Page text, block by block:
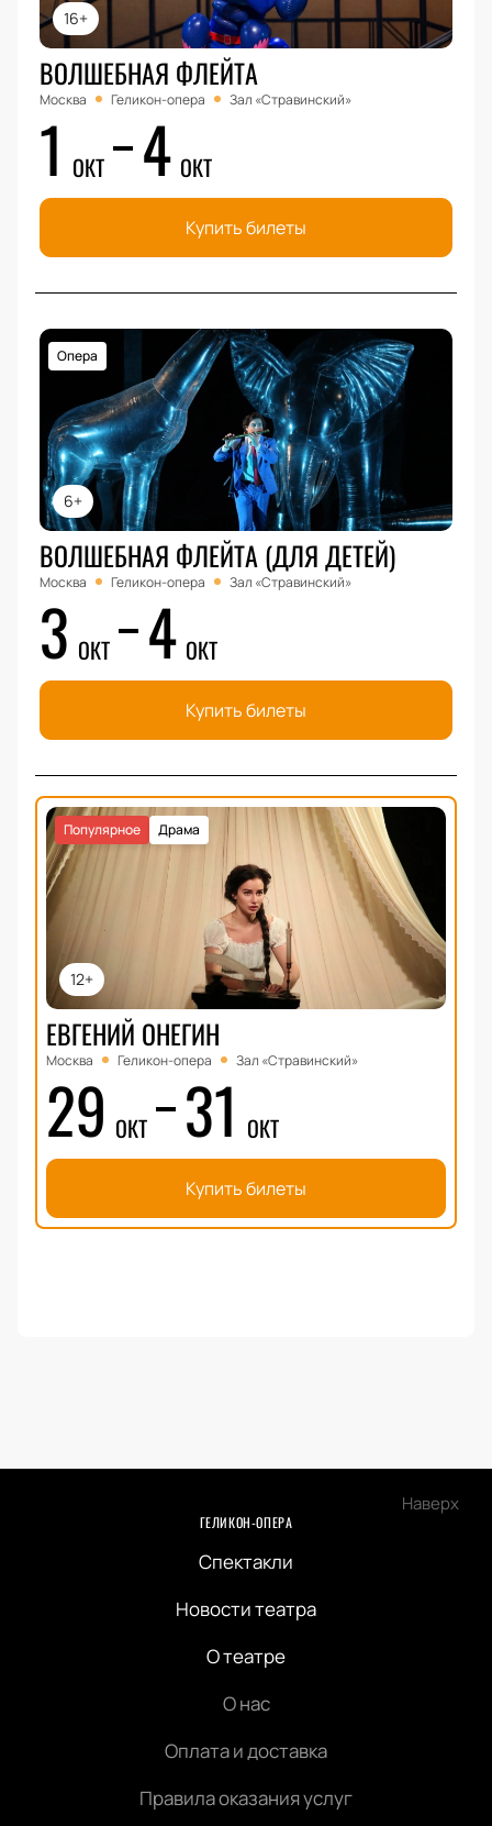
16+
ВОЛШЕБНАЯ ФЛЕЙТА
Москва Геликон-опера Зал «Стравинский»
1 ОКТ 4 ОКТ
Купить билеты
6+
Опера
ВОЛШЕБНАЯ ФЛЕЙТА (ДЛЯ ДЕТЕЙ)
Москва Геликон-опера Зал «Стравинский»
3 ОКТ 4 ОКТ
Купить билеты
12+
Драма
Популярное
ЕВГЕНИЙ ОНЕГИН
Москва Геликон-опера Зал «Стравинский»
29 ОКТ 31 ОКТ
Купить билеты
Наверх
ГЕЛИКОН-ОПЕРА
Спектакли
Новости театра
О театре
О нас
Оплата и доставка
Правила оказания услуг